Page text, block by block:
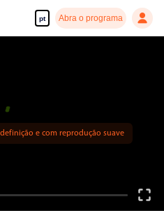
pt Abra o programa
e com reprodução suave